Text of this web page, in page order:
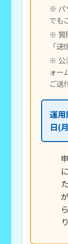
パ
でも
質
「
公
ォー
ご送
運
日(